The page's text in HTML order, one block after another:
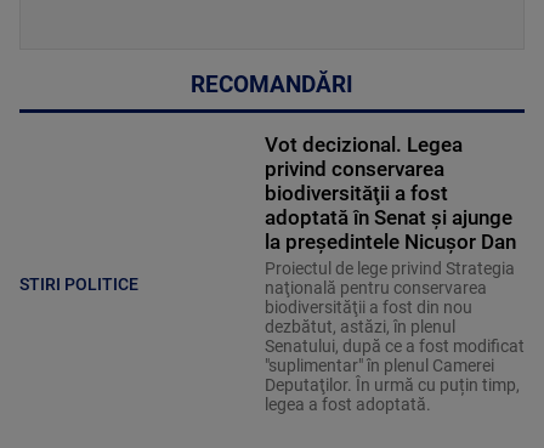
RECOMANDĂRI
STIRI POLITICE
Vot decizional. Legea
privind conservarea
biodiversităţii a fost
adoptată în Senat și ajunge
la președintele Nicușor Dan
Proiectul de lege privind Strategia
naţională pentru conservarea
biodiversităţii a fost din nou
dezbătut, astăzi, în plenul
Senatului, după ce a fost modificat
"suplimentar" în plenul Camerei
Deputaţilor. În urmă cu puțin timp,
legea a fost adoptată.